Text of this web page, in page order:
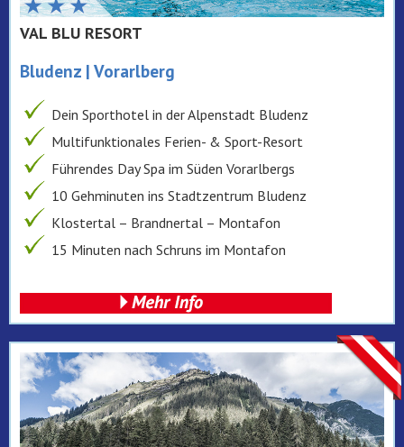
VAL BLU RESORT
Bludenz | Vorarlberg
Dein Sporthotel in der Alpenstadt Bludenz
Multifunktionales Ferien- & Sport-Resort
Führendes Day Spa im Süden Vorarlbergs
10 Gehminuten ins Stadtzentrum Bludenz
Klostertal – Brandnertal – Montafon
15 Minuten nach Schruns im Montafon